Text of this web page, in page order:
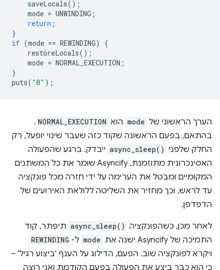
saveLocals();
mode = UNWINDING ;
return ;
}
if (mode == REWINDING)
{
restoreLocals();
mode = NORMAL_EXECUTION ;
}
puts( "B" );
הערך הראשוני של mode הוא NORMAL_EXECUTION
.
בהתאם, בפעם הראשונה שקוד כזה שעבר שינוי יופעל, רק
החלק שלפני async_sleep() ייבדק. ברגע שהפעולה
האסינכרונית מתוזמנת, Asyncify שומר את כל המשתנים
המקומיים ומבטל את הערימה על ידי חזרה מכל פונקציה
עד לראש, וכך מחזיר את השליטה ללולאת האירועים של
הדפדפן.
לאחר מכן, כשהפונקציה async_sleep() תיפתר, קוד
התמיכה של Asyncify ישנה את
mode ל- REWINDING
ויקרא לפונקציה שוב. הפעם, הדילוג על הענף 'ביצוע רגיל' –
כי הוא כבר ביצע את הפעולה בפעם הקודמת ואני רוצה